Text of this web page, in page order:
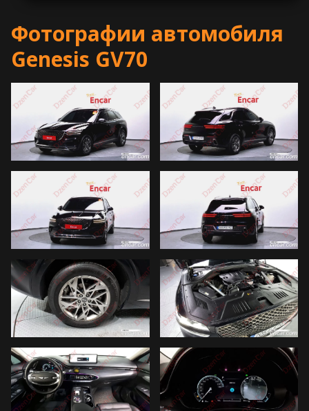
Фотографии автомобиля
Genesis GV70